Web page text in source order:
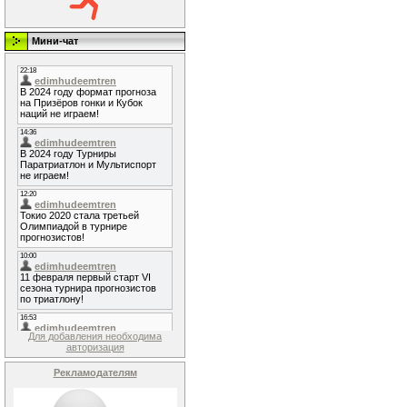
Мини-чат
Для добавления необходима
авторизация
Рекламодателям